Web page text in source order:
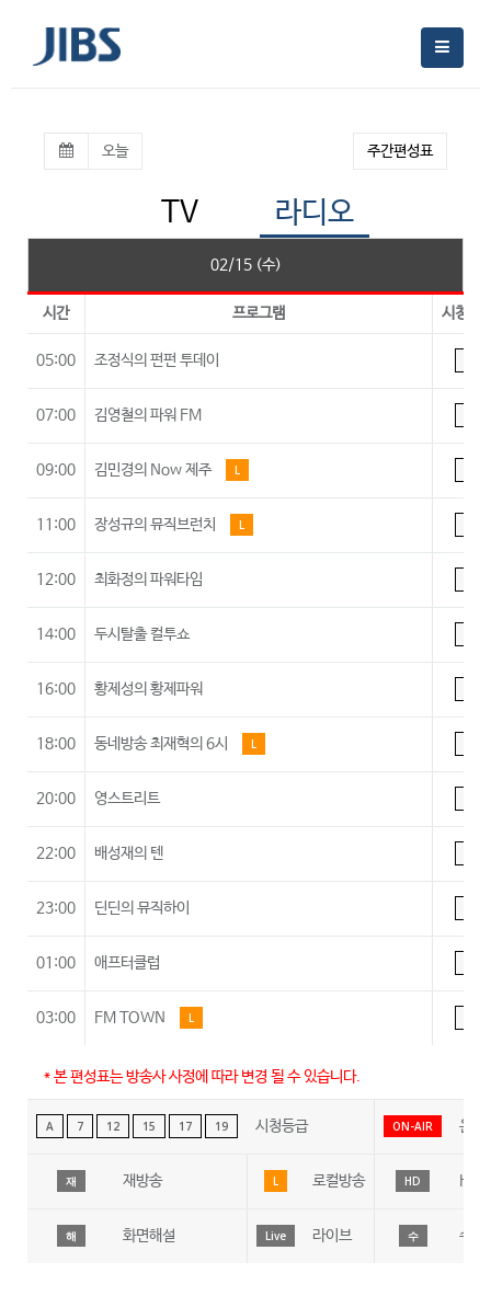
오늘
TV 라디오
주간편성표
02/15 (수)
시간 프로그램 시청등
05:00 조정식의 펀펀 투데이
07:00 김영철의 파워 FM
09:00 김민경의 Now 제주 L
11:00 장성규의 뮤직브런치 L
12:00 최화정의 파워타임
14:00 두시탈출 컬투쇼
16:00 황제성의 황제파워
18:00 동네방송 최재혁의 6시 L
20:00 영스트리트
22:00 배성재의 텐
23:00 딘딘의 뮤직하이
01:00 애프터클럽
03:00 FM TOWN L
* 본 편성표는 방송사 사정에 따라 변경 될 수 있습니다.
A 7 12 15 17 19 시청등급 ON-AIR 온에
재 재방송 L 로컬방송 HD HD
해 화면해설 Live 라이브 수 수어